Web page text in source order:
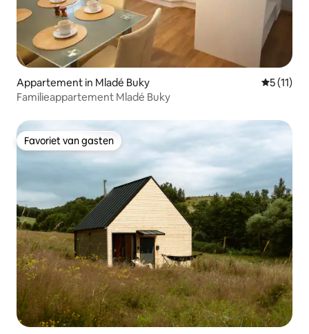
Appartement in Mladé Buky
5 (11)
Familieappartement Mladé Buky
Favoriet van gasten
Favoriet van gasten